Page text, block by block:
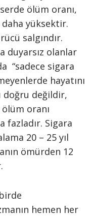
ölüm oranı,
yüksektir.
salgındır.
duyarsız olanlar
“sadece sigara
hayatını
doğru değildir,
oranı
fazladır. Sigara
20 – 25 yıl
ömürden 12
hemen her